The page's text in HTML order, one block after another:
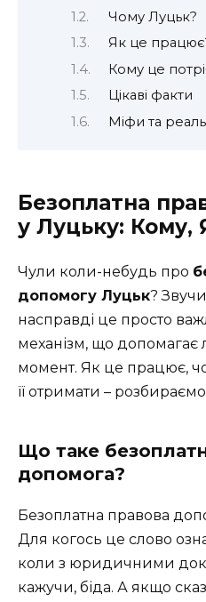
Чому Луцьк?
Як це
Кому це
Цікаві факти
Міфи та
Безоплатна
у Луцьку: Кому,
Чули коли-небудь про
допомогу Луцьк?
насправді це просто
механізм, що
момент. Як це працює,
її отримати –
Що таке
допомога?
Безоплатна правова
Для когось це слово
коли з юридичними
кажучи, біда. А якщо